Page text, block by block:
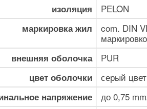
изоляция PELON
маркировка жил
com. DIN
внешняя оболочка PUR
цвет оболочки серый
напряжение до 0,75